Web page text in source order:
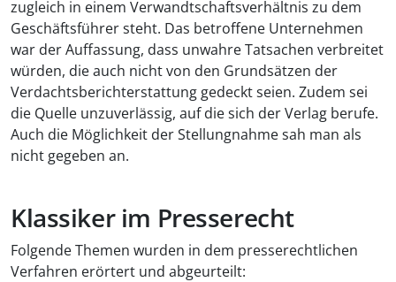
zugleich in einem Verwandtschaftsverhältnis zu dem
Geschäftsführer steht. Das betroffene Unternehmen
war der Auffassung, dass unwahre Tatsachen verbreitet
würden, die auch nicht von den Grundsätzen der
Verdachtsberichterstattung gedeckt seien. Zudem sei
die Quelle unzuverlässig, auf die sich der Verlag berufe.
Auch die Möglichkeit der Stellungnahme sah man als
nicht gegeben an.
Klassiker im Presserecht
Folgende Themen wurden in dem presserechtlichen
Verfahren erörtert und abgeurteilt: